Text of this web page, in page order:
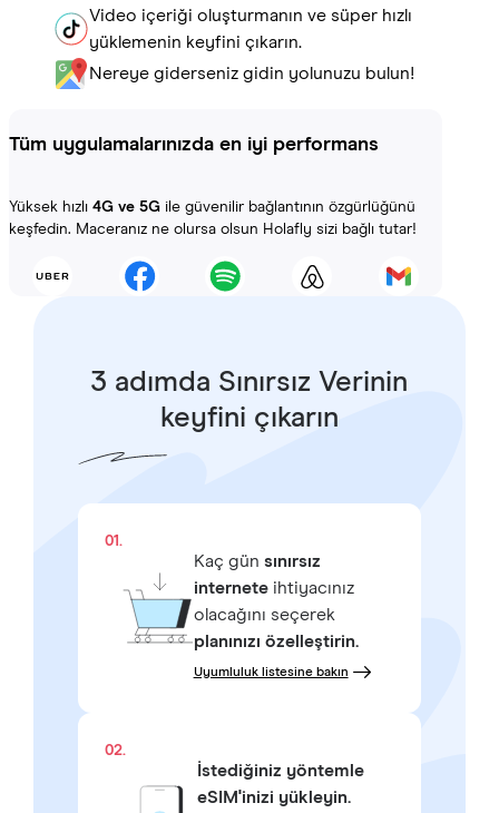
Video içeriği oluşturmanın ve süper hızlı
yüklemenin keyfini çıkarın.
Nereye giderseniz gidin yolunuzu bulun!
Tüm uygulamalarınızda en iyi performans
Yüksek hızlı 4G ve 5G ile güvenilir bağlantının özgürlüğünü
keşfedin. Maceranız ne olursa olsun Holafly sizi bağlı tutar!
3 adımda Sınırsız Verinin
keyfini çıkarın
01.
Kaç gün sınırsız
interneteihtiyacınız
olacağını seçerek
planınızı özelleştirin.
Uyumluluk listesine bakın
02.
İstediğiniz yöntemle
eSIM'inizi yükleyin.